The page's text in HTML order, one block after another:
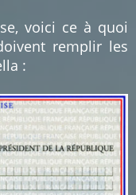
voici ce à quoi
remplir les
: